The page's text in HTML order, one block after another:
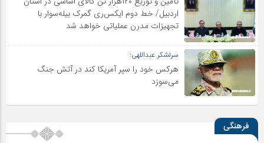
اردبیل/ خط دوم ایکس‌ری گمرک بیله‌سوار با
تجهیزات مدرن عملیاتی خواهد شد
سرلشکر عبداللهی:
هرکس خود را سپر آمریکا کند در آتش جنگ
می‌سوزد
فرهنگی